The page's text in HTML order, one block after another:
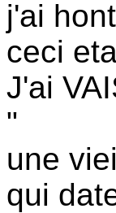
j'ai
ceci
J'ai
"
une
qui